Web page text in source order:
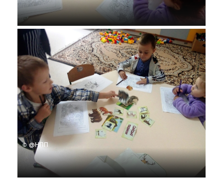
© @НПП